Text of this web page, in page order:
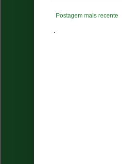
Postagem mais recente
.